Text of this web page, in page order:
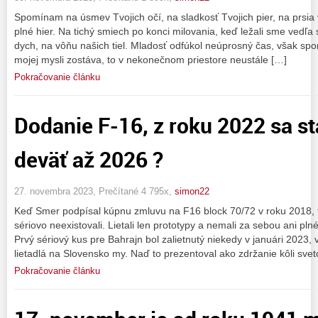
Spomínam na úsmev Tvojich očí, na sladkosť Tvojich pier, na
plné hier. Na tichý smiech po konci milovania, keď ležali sme
dych, na vôňu našich tiel. Mladosť odfúkol neúprosný čas, však
mojej mysli zostáva, to v nekonečnom priestore neustále […]
Pokračovanie článku
Dodanie F-16, z roku 2022 sa
deväť až 2026 ?
27. novembra 2023, Prečítané 4 795x, simon22
Keď Smer podpísal kúpnu zmluvu na F16 block 70/72 v roku
sériovo neexistovali. Lietali len prototypy a nemali za sebou ani
Prvý sériový kus pre Bahrajn bol zalietnutý niekedy v januári 2023,
lietadlá na Slovensko my. Naď to prezentoval ako zdržanie kôli
Pokračovanie článku